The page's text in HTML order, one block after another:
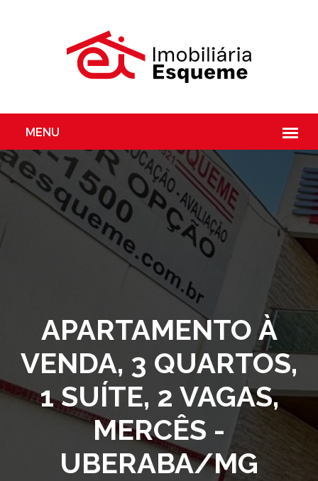
APARTAMENTO À
VENDA, 3 QUARTOS,
1 SUÍTE, 2 VAGAS,
MERCÊS -
UBERABA/MG